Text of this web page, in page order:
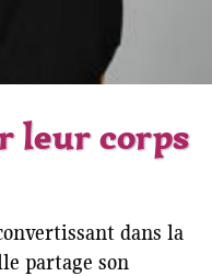
leur corps
dans la
partage son